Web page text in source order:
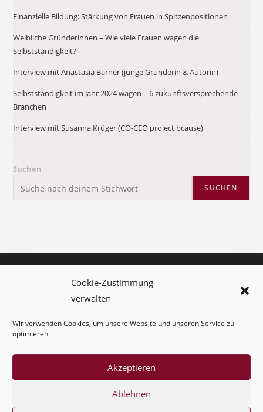
Cookie-Zustimmung
verwalten
Wir verwenden Cookies, um unsere Website und unseren Service zu
optimieren.
Akzeptieren
Ablehnen
Finanzielle Bildung: Stärkung von Frauen in Spitzenpositionen
Weibliche Gründerinnen – Wie viele Frauen wagen die
Selbstständigkeit?
Interview mit Anastasia Barner (junge Gründerin & Autorin)
Selbstständigkeit im Jahr 2024 wagen – 6 zukunftsversprechende
Branchen
Interview mit Susanna Krüger (CO-CEO project bcause)
Suchen
SUCHEN
Impressum